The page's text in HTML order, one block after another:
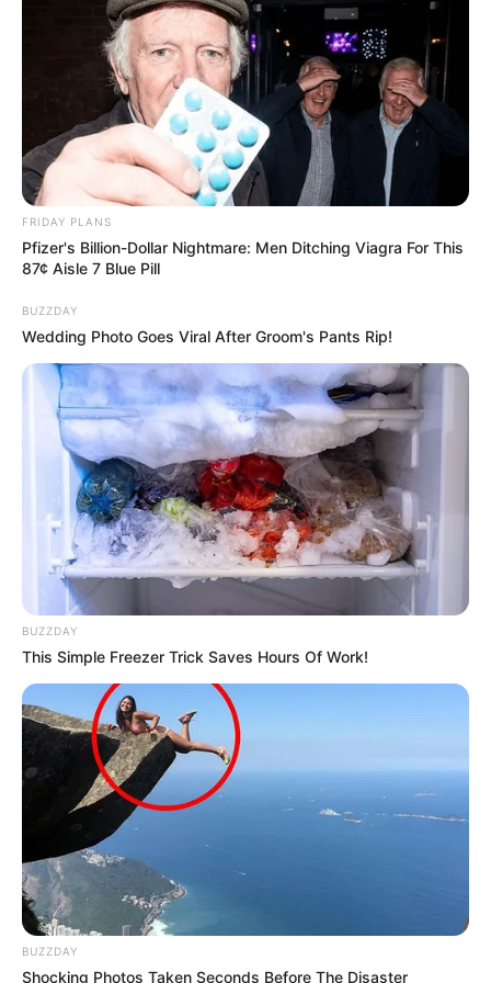
NRW. Wir übernehmen für die Richtigkeit der Angaben in
diesem Veranstaltungsplan keine Gewähr.
Veranstaltungen, Events und Partys für Bad
Berleburg (Veranstaltung eintragen):
Es sind aktuell keine Veranstaltungen für Bad
Berleburg eingetragen. Nächste eingetragene
Bierbörse im
Veranstaltungsplan für Köln
Weiter geht es hier mit
drhein-Westfalen. Veranstaltungen können hier
auchkostenlos eingetragenwerden.
Veranstaltungshinweise für Bad Berleburg sind
auch unter
www.bad-berleburg.dezu finden.
Hier für den nächsten Urlaubkostenlose Kataloge b
estellen.
Veranstaltung in Bad Berleburg eintragen
Die schönsten Ausflugsziele und
Sehenswürdigkeiten in Nordrhein-Westfalen:
FRIDAY PLANS
Pfizer's Billion-Dollar Nightmare: Men Ditching Viagra For This
87¢ Aisle 7 Blue Pill
BUZZDAY
Wedding Photo Goes Viral After Groom's Pants Rip!
BUZZDAY
This Simple Freezer Trick Saves Hours Of Work!
BUZZDAY
Shocking Photos Taken Seconds Before The Disaster